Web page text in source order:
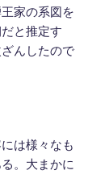
家の系図を
と推定す
んしたので
は様々なも
。大まかに